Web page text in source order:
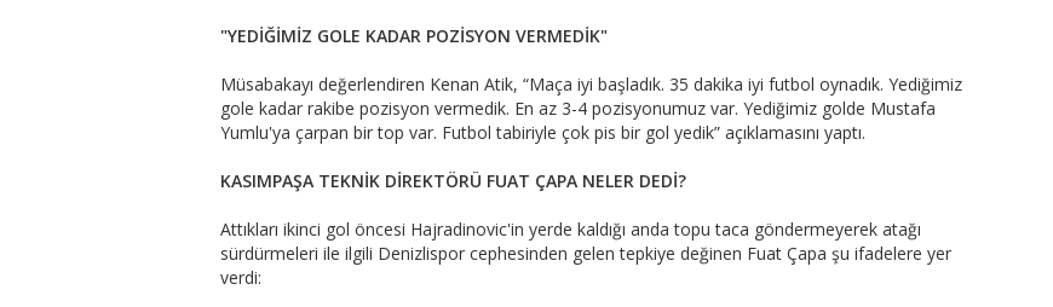
"YEDİĞİMİZ GOLE KADAR POZİSYON VERMEDİK"
Müsabakayı değerlendiren Kenan Atik, “Maça iyi başladık. 35 dakika iyi futbol oynadık. Yediğimiz
gole kadar rakibe pozisyon vermedik. En az 3-4 pozisyonumuz var. Yediğimiz golde Mustafa
Yumlu'ya çarpan bir top var. Futbol tabiriyle çok pis bir gol yedik” açıklamasını yaptı.
KASIMPAŞA TEKNİK DİREKTÖRÜ FUAT ÇAPA NELER DEDİ?
Attıkları ikinci gol öncesi Hajradinovic'in yerde kaldığı anda topu taca göndermeyerek atağı
sürdürmeleri ile ilgili Denizlispor cephesinden gelen tepkiye değinen Fuat Çapa şu ifadelere yer
verdi: